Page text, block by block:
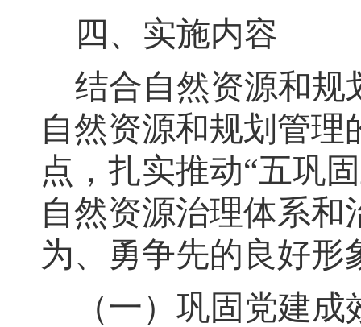
四、实施内容
结合自然资源和规
自然资源和规划管理
点 ， 扎实推动“五巩
自然资源治理体系和
为、勇争先的良好形
（一）巩固党建成